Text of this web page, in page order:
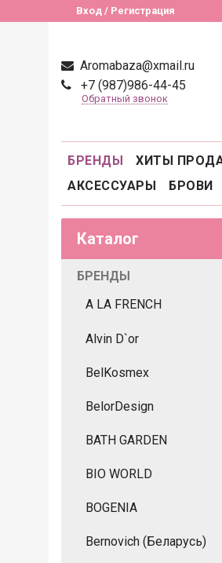
Вход / Регистрация
Aromabaza@xmail.ru
+7 (987)986-44-45
Обратный звонок
БРЕНДЫ ХИТЫ
АКСЕССУАРЫ
БРОВИ
Каталог
БРЕНДЫ
A LA FRENCH
Alvin D`or
BelKosmex
BelorDesign
BATH GARDEN
BIO WORLD
BOGENIA
Bernovich (Беларусь)